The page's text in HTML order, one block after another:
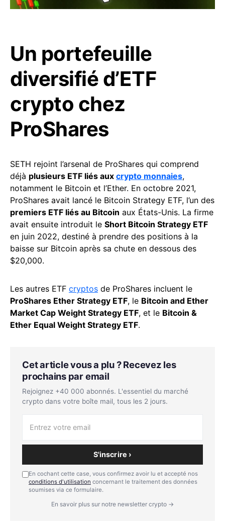
Un portefeuille
diversifié d’ETF
crypto chez
ProShares
SETH rejoint l’arsenal de ProShares qui comprend
déjà plusieurs ETF liés aux crypto monnaies,
notamment le Bitcoin et l’Ether. En octobre 2021,
ProShares avait lancé le Bitcoin Strategy ETF, l’un des
premiers ETF liés au Bitcoin aux États-Unis. La firme
avait ensuite introduit le Short Bitcoin Strategy ETF
en juin 2022, destiné à prendre des positions à la
baisse sur Bitcoin après sa chute en dessous des
$20,000.
Les autres ETF cryptos de ProShares incluent le
ProShares Ether Strategy ETF, le Bitcoin and Ether
Market Cap Weight Strategy ETF, et le Bitcoin &
Ether Equal Weight Strategy ETF.
Cet article vous a plu ? Recevez les
prochains par email
Rejoignez +40 000 abonnés. L'essentiel du marché
crypto dans votre boîte mail, tous les 2 jours.
S'inscrire ›
En cochant cette case, vous confirmez avoir lu et accepté nos
conditions d'utilisation concernant le traitement des données
soumises via ce formulaire.
En savoir plus sur notre newsletter crypto →